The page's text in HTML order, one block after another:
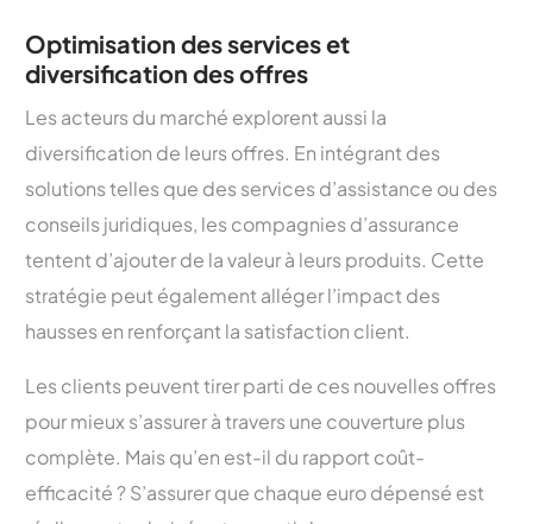
Optimisation des services et
diversification des offres
Les acteurs du marché explorent aussi la
diversification de leurs offres. En intégrant des
solutions telles que des services d’assistance ou des
conseils juridiques, les compagnies d’assurance
tentent d’ajouter de la valeur à leurs produits. Cette
stratégie peut également alléger l’impact des
hausses en renforçant la satisfaction client.
Les clients peuvent tirer parti de ces nouvelles offres
pour mieux s’assurer à travers une couverture plus
complète. Mais qu’en est-il du rapport coût-
efficacité ? S’assurer que chaque euro dépensé est